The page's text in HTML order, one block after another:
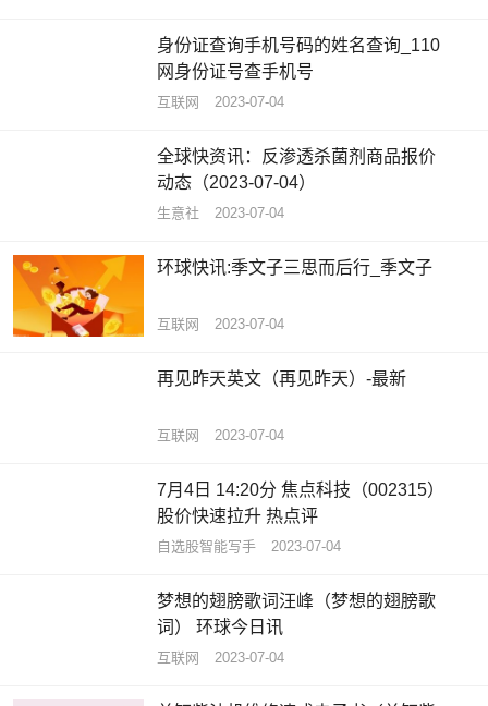
身份证查询手机号码的姓名查询_110
网身份证号查手机号
互联网 2023-07-04
全球快资讯：反渗透杀菌剂商品报价
动态（2023-07-04）
生意社 2023-07-04
环球快讯:季文子三思而后行_季文子
互联网 2023-07-04
再见昨天英文（再见昨天）-最新
互联网 2023-07-04
7月4日 14:20分 焦点科技（002315）
股价快速拉升 热点评
自选股智能写手 2023-07-04
梦想的翅膀歌词汪峰（梦想的翅膀歌
词） 环球今日讯
互联网 2023-07-04